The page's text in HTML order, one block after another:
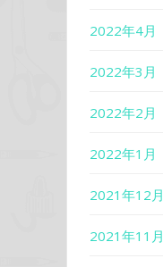
2022年4月
2022年3月
2022年2月
2022年1月
2021年12月
2021年11月